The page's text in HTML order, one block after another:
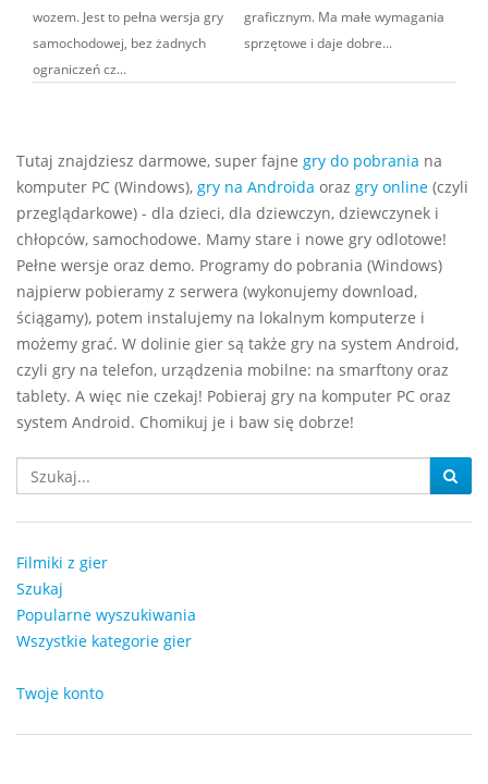
wozem. Jest to pełna wersja gry
samochodowej, bez żadnych
ograniczeń cz...
graficznym. Ma małe wymagania
sprzętowe i daje dobre...
Tutaj znajdziesz darmowe, super fajne gry do pobrania na
komputer PC (Windows), gry na Androida oraz gry online (czyli
przeglądarkowe) - dla dzieci, dla dziewczyn, dziewczynek i
chłopców, samochodowe. Mamy stare i nowe gry odlotowe!
Pełne wersje oraz demo. Programy do pobrania (Windows)
najpierw pobieramy z serwera (wykonujemy download,
ściągamy), potem instalujemy na lokalnym komputerze i
możemy grać. W dolinie gier są także gry na system Android,
czyli gry na telefon, urządzenia mobilne: na smarftony oraz
tablety. A więc nie czekaj! Pobieraj gry na komputer PC oraz
system Android. Chomikuj je i baw się dobrze!
Filmiki z gier
Szukaj
Popularne wyszukiwania
Wszystkie kategorie gier
Twoje konto